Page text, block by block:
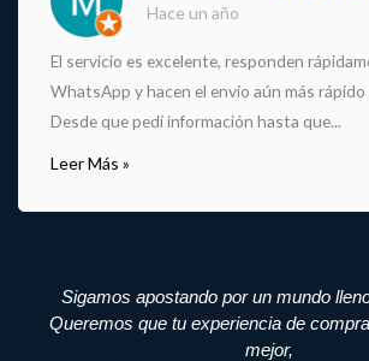
Hace un año
El servicio es excelente, responden
WhatsApp y hacen el envío aún más rápido
Desde que pedí información hasta que...
Leer Más »
Sigamos apostando por un mundo
Queremos que tu experiencia de
mejor,